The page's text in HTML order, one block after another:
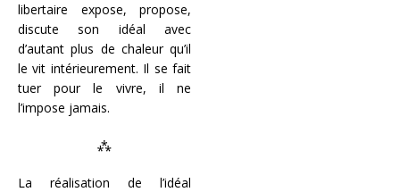
libertaire expose, propose,
discute son idéal avec
d’autant plus de chaleur qu’il
le vit intérieurement. Il se fait
tuer pour le vivre, il ne
l’impose jamais.
⁂
La réalisation de l’idéal